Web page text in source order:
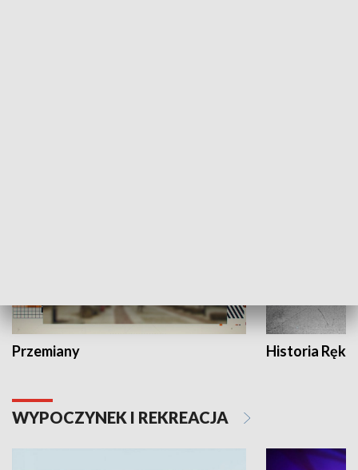
Przemiany Historia Ręką
WYPOCZYNEK I REKREACJA